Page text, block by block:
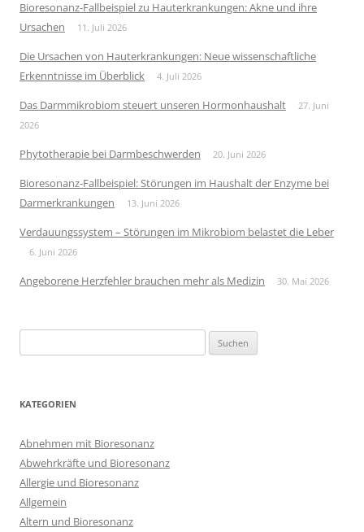
Bioresonanz-Fallbeispiel zu Hauterkrankungen: Akne und ihre
Ursachen
11. Juli 2026
Die Ursachen von Hauterkrankungen: Neue wissenschaftliche
Erkenntnisse im Überblick
4. Juli 2026
Das Darmmikrobiom steuert unseren Hormonhaushalt
27. Juni
2026
Phytotherapie bei Darmbeschwerden 20. Juni 2026
Bioresonanz-Fallbeispiel: Störungen im Haushalt der Enzyme bei
Darmerkrankungen
13. Juni 2026
Verdauungssystem – Störungen im Mikrobiom belastet die Leber
6. Juni 2026
Angeborene Herzfehler brauchen mehr als Medizin 30. Mai 2026
nach:
KATEGORIEN
Abnehmen mit Bioresonanz
Abwehrkräfte und Bioresonanz
Allergie und Bioresonanz
Allgemein
Altern und Bioresonanz